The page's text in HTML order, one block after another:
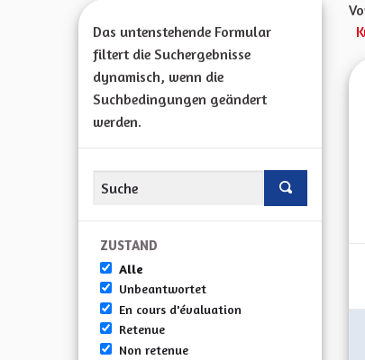
Das untenstehende Formular
filtert die Suchergebnisse
dynamisch, wenn die
Suchbedingungen geändert
werden.
ZUSTAND
Alle
Unbeantwortet
En cours d'évaluation
Retenue
Non retenue